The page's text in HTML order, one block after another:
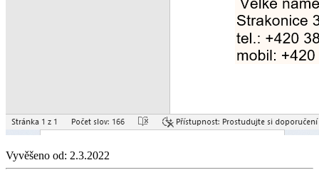
Vyvěšeno od: 2.3.2022